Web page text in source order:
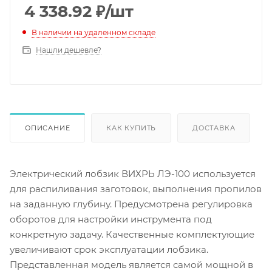
4 338.92 ₽/шт
В наличии на удаленном складе
Нашли дешевле?
ОПИСАНИЕ КАК КУПИТЬ ДОСТАВКА
Электрический лобзик ВИХРЬ ЛЭ-100 используется
для распиливания заготовок, выполнения пропилов
на заданную глубину. Предусмотрена регулировка
оборотов для настройки инструмента под
конкретную задачу. Качественные комплектующие
увеличивают срок эксплуатации лобзика.
Представленная модель является самой мощной в